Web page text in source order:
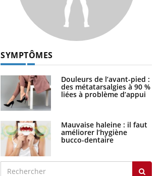
SYMPTÔMES
Douleurs de l’avant-pied :
des métatarsalgies à 90 %
liées à problème d’appui
Mauvaise haleine : il faut
améliorer l’hygiène
bucco-dentaire